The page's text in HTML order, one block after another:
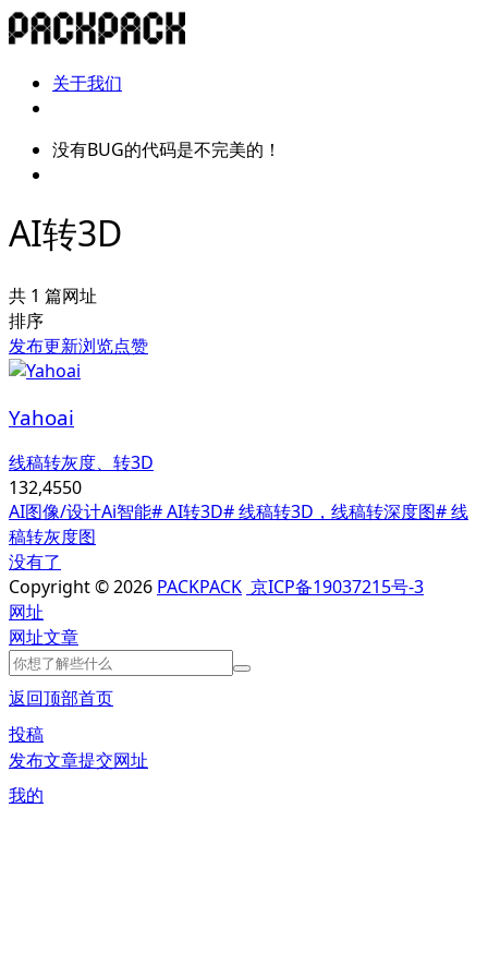
关于我们
没有BUG的代码是不完美的！
AI转3D
共 1 篇网址
排序
发布更新浏览点赞
Yahoai
线稿转灰度、转3D
132,4550
AI图像/设计Ai智能# AI转3D# 线稿转3D，线稿转深度图# 线
稿转灰度图
没有了
Copyright © 2026 PACKPACK 京ICP备19037215号-3
网址
网址文章
返回顶部首页
投稿
发布文章提交网址
我的